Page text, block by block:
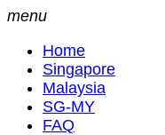
menu
Home
Singapore
Malaysia
SG-MY
FAQ